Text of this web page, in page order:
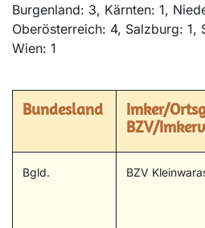
Burgenland: 3, Kärnten: 1,
Oberösterreich: 4, Salzburg: 1,
Wien: 1
Bundesland
Imker/
BZV/
Bgld. BZV